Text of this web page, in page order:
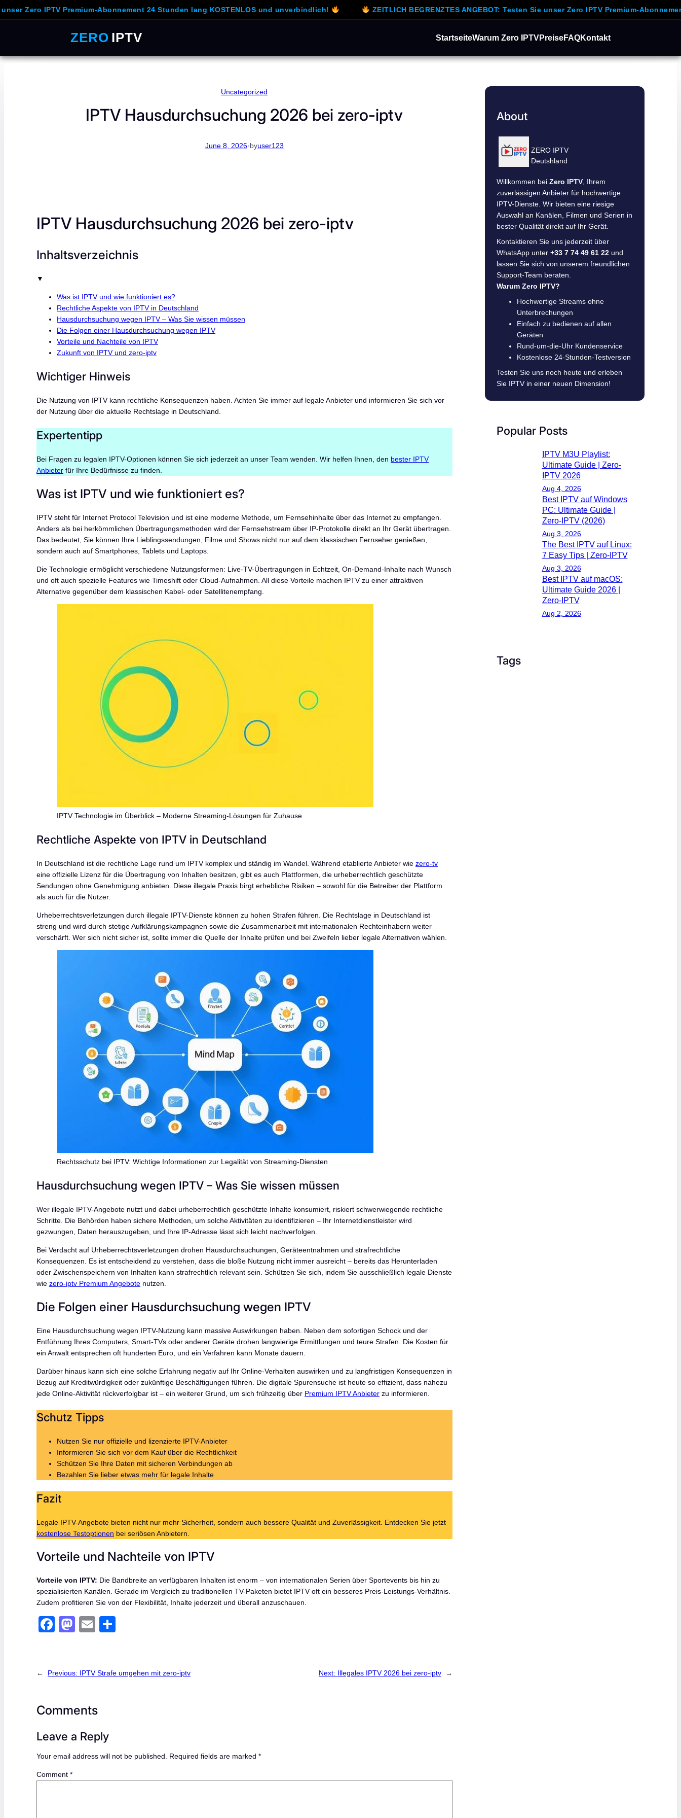
IPTV Premium-Abonnement 24 Stunden lang KOSTENLOS und unverbindlich! ZEITLICH BEGRENZTES ANGEBOT: Testen Sie unser Zero IPTV Premium-Abonnement 24
ZERO IPTV StartseiteWarum Zero IPTVPreiseFAQKontakt
Uncategorized
IPTV Hausdurchsuchung 2026 bei zero-iptv
June 8, 2026·byuser123
IPTV Hausdurchsuchung 2026 bei zero-iptv
Inhaltsverzeichnis
▼
Was ist IPTV und wie funktioniert es?
Rechtliche Aspekte von IPTV in Deutschland
Hausdurchsuchung wegen IPTV – Was Sie wissen müssen
Die Folgen einer Hausdurchsuchung wegen IPTV
Vorteile und Nachteile von IPTV
Zukunft von IPTV und zero-iptv
Wichtiger Hinweis
Die Nutzung von IPTV kann rechtliche Konsequenzen haben. Achten Sie immer auf legale Anbieter und informieren Sie sich vor
der Nutzung über die aktuelle Rechtslage in Deutschland.
Expertentipp
Bei Fragen zu legalen IPTV-Optionen können Sie sich jederzeit an unser Team wenden. Wir helfen Ihnen, den bester IPTV
Anbieter für Ihre Bedürfnisse zu finden.
Was ist IPTV und wie funktioniert es?
IPTV steht für Internet Protocol Television und ist eine moderne Methode, um Fernsehinhalte über das Internet zu empfangen.
Anders als bei herkömmlichen Übertragungsmethoden wird der Fernsehstream über IP-Protokolle direkt an Ihr Gerät übertragen.
Das bedeutet, Sie können Ihre Lieblingssendungen, Filme und Shows nicht nur auf dem klassischen Fernseher genießen,
sondern auch auf Smartphones, Tablets und Laptops.
Die Technologie ermöglicht verschiedene Nutzungsformen: Live-TV-Übertragungen in Echtzeit, On-Demand-Inhalte nach Wunsch
und oft auch spezielle Features wie Timeshift oder Cloud-Aufnahmen. All diese Vorteile machen IPTV zu einer attraktiven
Alternative gegenüber dem klassischen Kabel- oder Satellitenempfang.
IPTV Technologie im Überblick – Moderne Streaming-Lösungen für Zuhause
Rechtliche Aspekte von IPTV in Deutschland
In Deutschland ist die rechtliche Lage rund um IPTV komplex und ständig im Wandel. Während etablierte Anbieter wie zero-tv
eine offizielle Lizenz für die Übertragung von Inhalten besitzen, gibt es auch Plattformen, die urheberrechtlich geschützte
Sendungen ohne Genehmigung anbieten. Diese illegale Praxis birgt erhebliche Risiken – sowohl für die Betreiber der Plattform
als auch für die Nutzer.
Urheberrechtsverletzungen durch illegale IPTV-Dienste können zu hohen Strafen führen. Die Rechtslage in Deutschland ist
streng und wird durch stetige Aufklärungskampagnen sowie die Zusammenarbeit mit internationalen Rechteinhabern weiter
verschärft. Wer sich nicht sicher ist, sollte immer die Quelle der Inhalte prüfen und bei Zweifeln lieber legale Alternativen wählen.
Rechtsschutz bei IPTV: Wichtige Informationen zur Legalität von Streaming-Diensten
Hausdurchsuchung wegen IPTV – Was Sie wissen müssen
Wer illegale IPTV-Angebote nutzt und dabei urheberrechtlich geschützte Inhalte konsumiert, riskiert schwerwiegende rechtliche
Schritte. Die Behörden haben sichere Methoden, um solche Aktivitäten zu identifizieren – Ihr Internetdienstleister wird
gezwungen, Daten herauszugeben, und Ihre IP-Adresse lässt sich leicht nachverfolgen.
Bei Verdacht auf Urheberrechtsverletzungen drohen Hausdurchsuchungen, Geräteentnahmen und strafrechtliche
Konsequenzen. Es ist entscheidend zu verstehen, dass die bloße Nutzung nicht immer ausreicht – bereits das Herunterladen
oder Zwischenspeichern von Inhalten kann strafrechtlich relevant sein. Schützen Sie sich, indem Sie ausschließlich legale Dienste
wie zero-iptv Premium Angebote nutzen.
Die Folgen einer Hausdurchsuchung wegen IPTV
Eine Hausdurchsuchung wegen IPTV-Nutzung kann massive Auswirkungen haben. Neben dem sofortigen Schock und der
Entführung Ihres Computers, Smart-TVs oder anderer Geräte drohen langwierige Ermittlungen und teure Strafen. Die Kosten für
ein Anwalt entsprechen oft hunderten Euro, und ein Verfahren kann Monate dauern.
Darüber hinaus kann sich eine solche Erfahrung negativ auf Ihr Online-Verhalten auswirken und zu langfristigen Konsequenzen in
Bezug auf Kreditwürdigkeit oder zukünftige Beschäftigungen führen. Die digitale Spurensuche ist heute so effizient, dass nahezu
jede Online-Aktivität rückverfolgbar ist – ein weiterer Grund, um sich frühzeitig über Premium IPTV Anbieter zu informieren.
Schutz Tipps
Nutzen Sie nur offizielle und lizenzierte IPTV-Anbieter
Informieren Sie sich vor dem Kauf über die Rechtlichkeit
Schützen Sie Ihre Daten mit sicheren Verbindungen ab
Bezahlen Sie lieber etwas mehr für legale Inhalte
Fazit
Legale IPTV-Angebote bieten nicht nur mehr Sicherheit, sondern auch bessere Qualität und Zuverlässigkeit. Entdecken Sie jetzt
kostenlose Testoptionen bei seriösen Anbietern.
Vorteile und Nachteile von IPTV
Vorteile von IPTV: Die Bandbreite an verfügbaren Inhalten ist enorm – von internationalen Serien über Sportevents bis hin zu
spezialisierten Kanälen. Gerade im Vergleich zu traditionellen TV-Paketen bietet IPTV oft ein besseres Preis-Leistungs-Verhältnis.
Zudem profitieren Sie von der Flexibilität, Inhalte jederzeit und überall anzuschauen.
F
e
o
k
M
o
o
E
e
← Previous: IPTV Strafe umgehen mit zero-iptv Next: Illegales IPTV 2026 bei zero-iptv →
Comments
Leave a Reply
Your email address will not be published. Required fields are marked *
Comment *
About
ZERO IPTV
Deutshland
Willkommen bei Zero IPTV, Ihrem
zuverlässigen Anbieter für hochwertige
IPTV-Dienste. Wir bieten eine riesige
Auswahl an Kanälen, Filmen und Serien in
bester Qualität direkt auf Ihr Gerät.
Kontaktieren Sie uns jederzeit über
WhatsApp unter +33 7 74 49 61 22und
lassen Sie sich von unserem freundlichen
Support-Team beraten.
Warum Zero IPTV?
Hochwertige Streams ohne
Unterbrechungen
Einfach zu bedienen auf allen
Geräten
Rund-um-die-Uhr Kundenservice
Kostenlose 24-Stunden-Testversion
Testen Sie uns noch heute und erleben
Sie IPTV in einer neuen Dimension!
Popular Posts
IPTV M3U Playlist:
Ultimate Guide | Zero-
IPTV 2026
Aug 4, 2026
Best IPTV auf Windows
PC: Ultimate Guide |
Zero-IPTV (2026)
Aug 3, 2026
The Best IPTV auf Linux:
7 Easy Tips | Zero-IPTV
Aug 3, 2026
Best IPTV auf macOS:
Ultimate Guide 2026 |
Zero-IPTV
Aug 2, 2026
Tags